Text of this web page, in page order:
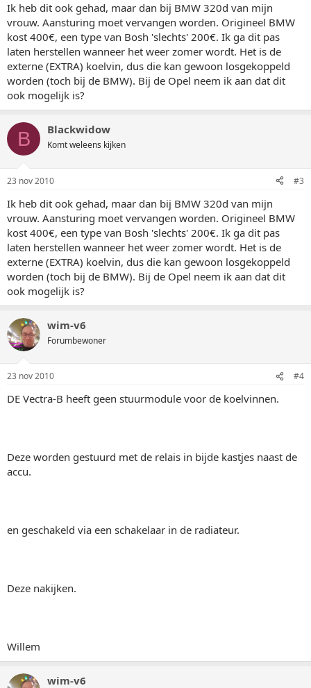
Ik heb dit ook gehad, maar dan bij BMW 320d van mijn
vrouw. Aansturing moet vervangen worden. Origineel BMW
kost 400€, een type van Bosh 'slechts' 200€. Ik ga dit pas
laten herstellen wanneer het weer zomer wordt. Het is de
externe (EXTRA) koelvin, dus die kan gewoon losgekoppeld
worden (toch bij de BMW). Bij de Opel neem ik aan dat dit
ook mogelijk is?
B Blackwidow
Komt weleens kijken
23 nov 2010 #3
Ik heb dit ook gehad, maar dan bij BMW 320d van mijn
vrouw. Aansturing moet vervangen worden. Origineel BMW
kost 400€, een type van Bosh 'slechts' 200€. Ik ga dit pas
laten herstellen wanneer het weer zomer wordt. Het is de
externe (EXTRA) koelvin, dus die kan gewoon losgekoppeld
worden (toch bij de BMW). Bij de Opel neem ik aan dat dit
ook mogelijk is?
wim-v6
Forumbewoner
23 nov 2010 #4
DE Vectra-B heeft geen stuurmodule voor de koelvinnen.
Deze worden gestuurd met de relais in bijde kastjes naast de
accu.
en geschakeld via een schakelaar in de radiateur.
Deze nakijken.
Willem
wim-v6